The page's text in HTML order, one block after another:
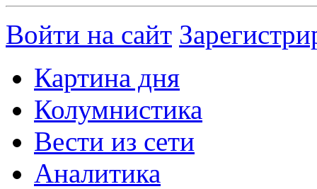
Войти на сайт
Картина дня
Колумнистика
Вести из сети
Аналитика